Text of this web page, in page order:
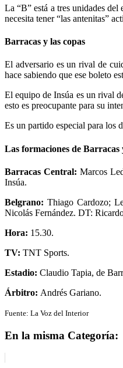
La “B” está a tres unidades
necesita tener “las antenitas”
Barracas y las copas
El adversario es un rival de
hace sabiendo que ese boleto
El equipo de Insúa es un rival
esto es preocupante para su
Es un partido especial para los
Las formaciones de Barracas
Barracas Central: Marcos
Insúa.
Belgrano: Thiago Cardozo;
Nicolás Fernández. DT:
Hora: 15.30.
TV: TNT Sports.
Estadio: Claudio Tapia, de
Árbitro: Andrés Gariano.
Fuente: La Voz del Interior
En la misma Categoría: